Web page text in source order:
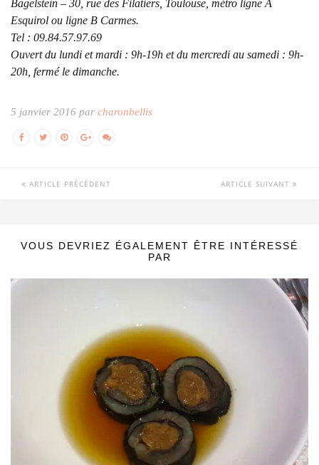
Bagelstein – 30, rue des Filatiers, Toulouse, métro ligne A
Esquirol ou ligne B Carmes.
Tel : 09.84.57.97.69
Ouvert du lundi et mardi : 9h-19h et du mercredi au samedi : 9h-
20h, fermé le dimanche.
5 janvier 2016 par charonbellis
ARTICLE PRÉCÉDENT ARTICLE SUIVANT
VOUS DEVRIEZ ÉGALEMENT ÊTRE INTÉRESSÉ
PAR